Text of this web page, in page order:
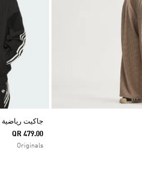
جاكيت رياضية SKATEBOARDING VINTAGE SUPERFIRE
QR 479.00
Originals